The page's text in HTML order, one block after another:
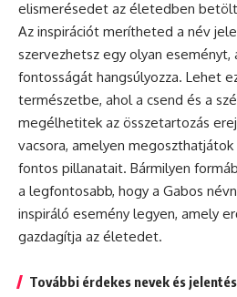
elismerésedet az életedben
Az inspirációt merítheted a név
szervezhetsz egy olyan
fontosságát hangsúlyozza. Lehet
természetbe, ahol a csend és a
megélhetitek az összetartozás
vacsora, amelyen
fontos pillanatait. Bármilyen
a legfontosabb, hogy a Gabos
inspiráló esemény legyen, amely
gazdagítja az életedet.
További érdekes nevek és